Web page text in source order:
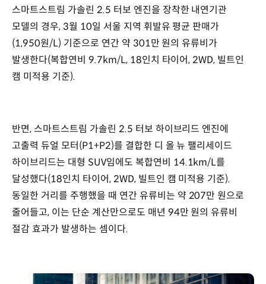
스마트스트림 가솔린 2.5 터보 엔진을 장착한 내연기관
모델의 경우, 3월 10일 서울 지역 휘발유 평균 판매가
(1,950원/L) 기준으로 연간 약 301만 원의 유류비가
발생한다(복합연비 9.7km/L, 18인치 타이어, 2WD, 빌트인
캠 미적용 기준).
반면, 스마트스트림 가솔린 2.5 터보 하이브리드 엔진에
고출력 듀얼 모터(P1+P2)를 결합한 디 올 뉴 팰리세이드
하이브리드는 대형 SUV임에도 복합연비 14.1km/L를
달성했다(18인치 타이어, 2WD, 빌트인 캠 미적용 기준).
동일한 거리를 주행했을 때 연간 유류비는 약 207만 원으로
줄어들고, 이는 단순 계산만으로도 매년 94만 원의 유류비
절감 효과가 발생하는 셈이다.